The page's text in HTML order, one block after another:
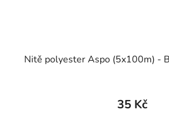
Nitě polyester Aspo (5x100m) -
35 Kč